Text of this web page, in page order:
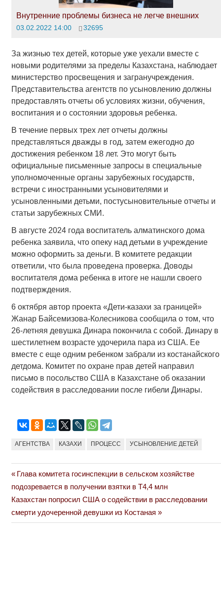
Внутренние проблемы бизнеса не легче внешних
03.02.2022 14:00 32695
За жизнью тех детей, которые уже уехали вместе с
новыми родителями за пределы Казахстана, наблюдает
министерство просвещения и загранучреждения.
Представительства агентств по усыновлению должны
предоставлять отчеты об условиях жизни, обучения,
воспитания и о состоянии здоровья ребенка.
В течение первых трех лет отчеты должны
представляться дважды в год, затем ежегодно до
достижения ребенком 18 лет. Это могут быть
официальные письменные запросы в специальные
уполномоченные органы зарубежных государств,
встречи с иностранными усыновителями и
усыновленными детьми, постусыновительные отчеты и
статьи зарубежных СМИ.
В августе 2024 года воспитатель алматинского дома
ребенка заявила, что опеку над детьми в учреждение
можно оформить за деньги. В комитете редакции
ответили, что была проведена проверка. Доводы
воспитателя дома ребенка в итоге не нашли своего
подтверждения.
6 октября автор проекта «Дети-казахи за границей»
Жанар Байсемизова-Колесникова сообщила о том, что
26-летняя девушка Динара покончила с собой. Динару в
шестилетнем возрасте удочерила пара из США. Ее
вместе с еще одним ребенком забрали из костанайского
детдома. Комитет по охране прав детей направил
письмо в посольство США в Казахстане об оказании
содействия в расследовании после гибели Динары.
АГЕНТСТВА КАЗАХИ ПРОЦЕСС УСЫНОВЛЕНИЕ ДЕТЕЙ
Навигация
по
записям
Previous
Post:
Глава комитета госинспекции в сельском хозяйстве
подозревается в получении взятки в Т4,4 млн
Next
Post:
Казахстан попросил США о содействии в расследовании
смерти удочеренной девушки из Костаная